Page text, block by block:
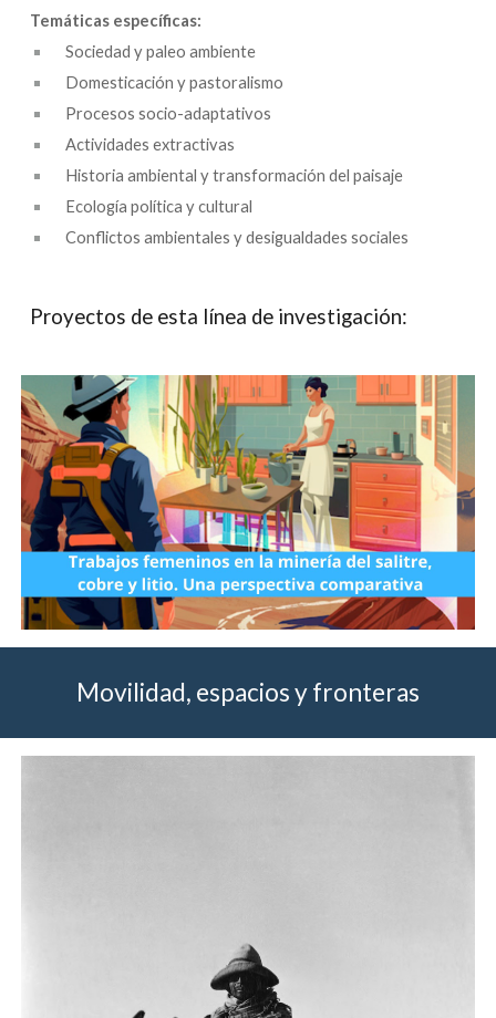
Temáticas específicas:
Sociedad y paleo ambiente
Domesticación y pastoralismo
Procesos socio-adaptativos
Actividades extractivas
Historia ambiental y transformación del paisaje
Ecología política y cultural
Conflictos ambientales y desigualdades sociales
Proyectos de esta línea de investigación:
Movilidad, espacios y fronteras